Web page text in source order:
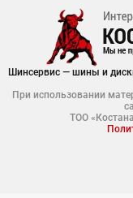
Шинсервис — шины и
При использовании
ТОО